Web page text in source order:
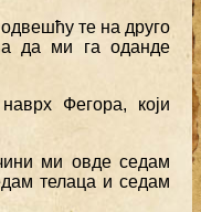
те на друго
да ми га оданде
Фегора, који
ми овде седам
телаца и седам